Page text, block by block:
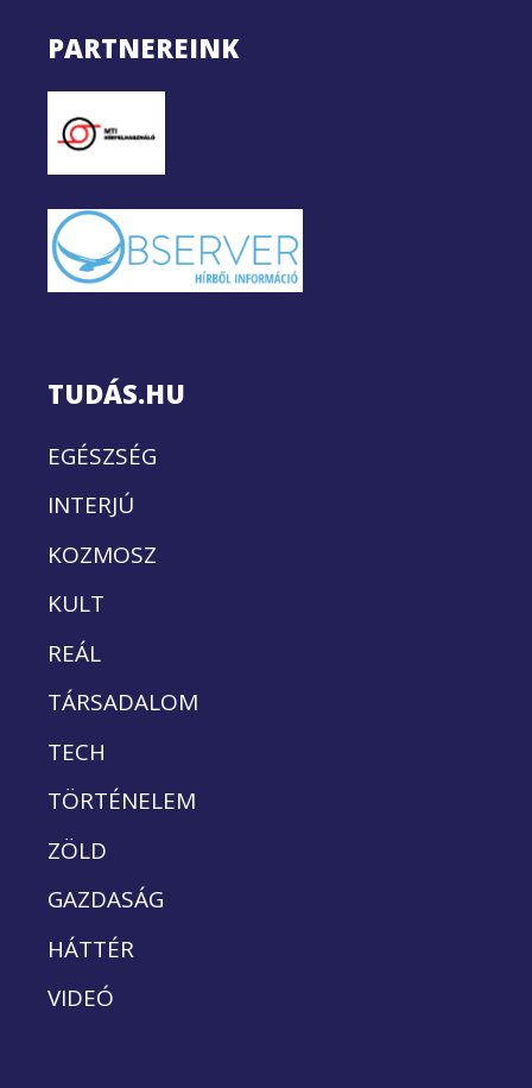
PARTNEREINK
TUDÁS.HU
EGÉSZSÉG
INTERJÚ
KOZMOSZ
KULT
REÁL
TÁRSADALOM
TECH
TÖRTÉNELEM
ZÖLD
GAZDASÁG
HÁTTÉR
VIDEÓ